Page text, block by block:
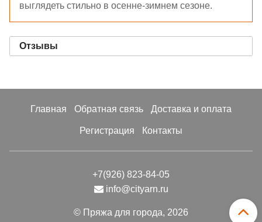
выглядеть стильно в осенне-зимнем сезоне.
Отзывы
Главная Обратная связь Доставка и оплата
Регистрация Контакты
+7(926) 823-84-05
info@cityarn.ru
© Пряжа для города, 2026